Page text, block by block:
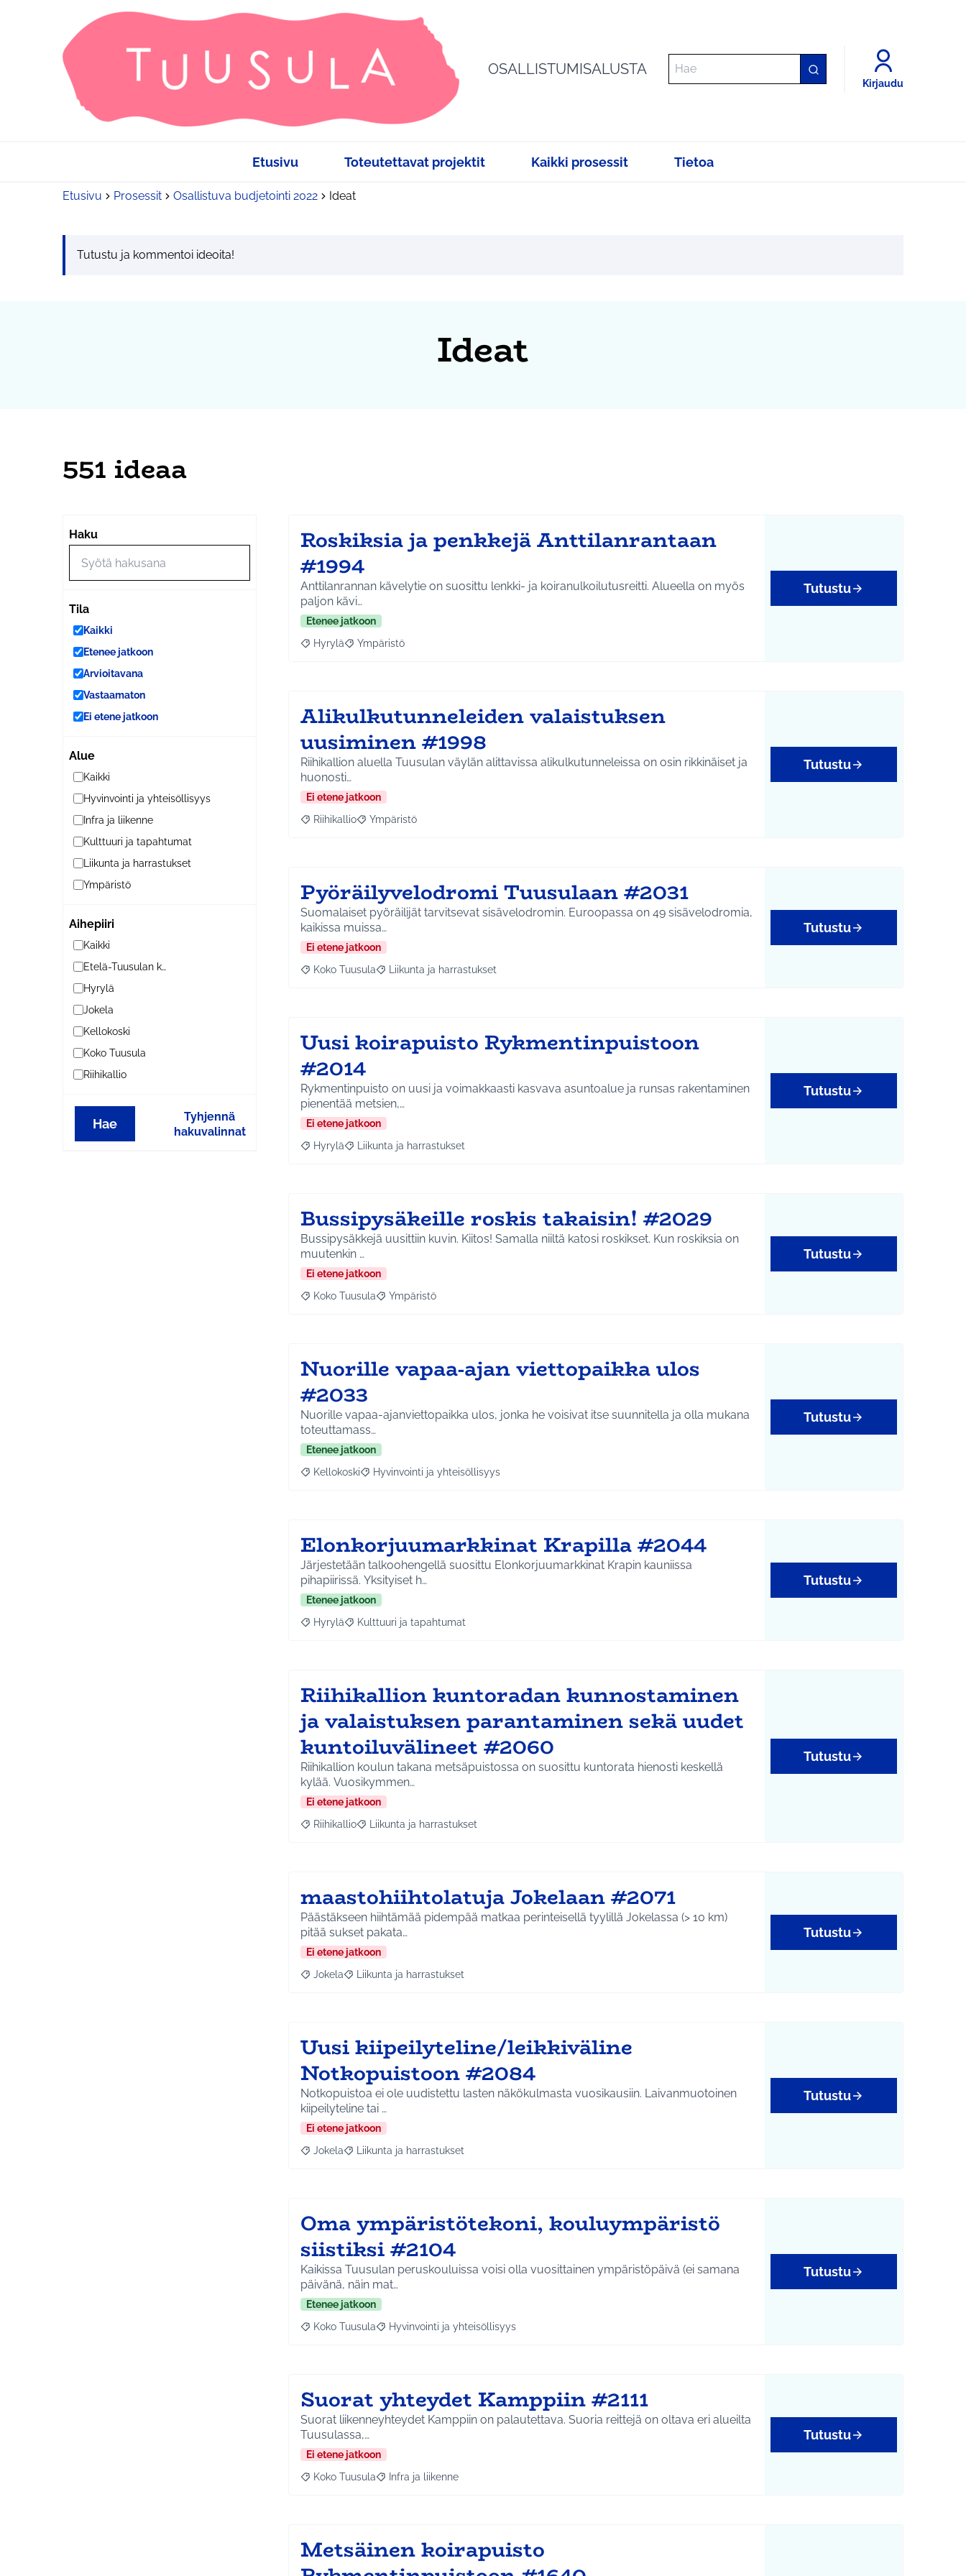
OSALLISTUMISALUSTA
Kirjaudu
Etusivu Toteutettavat projektit Kaikki prosessit Tietoa
Etusivu Prosessit Osallistuva budjetointi 2022 Ideat
Tutustu ja kommentoi ideoita!
Ideat
551 ideaa
Haku
Tila
Kaikki
Etenee jatkoon
Arvioitavana
Vastaamaton
Ei etene jatkoon
Alue
Kaikki
Hyvinvointi ja yhteisöllisyys
Infra ja liikenne
Kulttuuri ja tapahtumat
Liikunta ja harrastukset
Ympäristö
Aihepiiri
Kaikki
Etelä-Tuusulan kylät
Hyrylä
Jokela
Kellokoski
Koko Tuusula
Riihikallio
Hae
Tyhjennä
hakuvalinnat
Roskiksia ja penkkejä Anttilanrantaan
#1994
Anttilanrannan kävelytie on suosittu lenkki- ja koiranulkoilutusreitti. Alueella on myös
paljon kävi…
Etenee jatkoon
Rajaa tulokset aihepiirin mukaan: Hyrylä
Hyrylä Rajaa tulokset teeman mukaan: Ympäristö
Ympäristö
Tutustu
Alikulkutunneleiden valaistuksen
uusiminen #1998
Riihikallion aluella Tuusulan väylän alittavissa alikulkutunneleissa on osin rikkinäiset ja
huonosti…
Ei etene jatkoon
Rajaa tulokset aihepiirin mukaan: Riihikallio
Riihikallio Rajaa tulokset teeman mukaan: Ympäristö
Ympäristö
Tutustu
Pyöräilyvelodromi Tuusulaan #2031
Suomalaiset pyöräilijät tarvitsevat sisävelodromin. Euroopassa on 49 sisävelodromia,
kaikissa muissa…
Ei etene jatkoon
Rajaa tulokset aihepiirin mukaan: Koko Tuusula
Koko Tuusula Rajaa tulokset teeman mukaan: Liikunta ja harrastukset
Liikunta ja harrastukset
Tutustu
Uusi koirapuisto Rykmentinpuistoon
#2014
Rykmentinpuisto on uusi ja voimakkaasti kasvava asuntoalue ja runsas rakentaminen
pienentää metsien,…
Ei etene jatkoon
Rajaa tulokset aihepiirin mukaan: Hyrylä
Hyrylä Rajaa tulokset teeman mukaan: Liikunta ja harrastukset
Liikunta ja harrastukset
Tutustu
Bussipysäkeille roskis takaisin! #2029
Bussipysäkkejä uusittiin kuvin. Kiitos! Samalla niiltä katosi roskikset. Kun roskiksia on
muutenkin …
Ei etene jatkoon
Rajaa tulokset aihepiirin mukaan: Koko Tuusula
Koko Tuusula Rajaa tulokset teeman mukaan: Ympäristö
Ympäristö
Tutustu
Nuorille vapaa-ajan viettopaikka ulos
#2033
Nuorille vapaa-ajanviettopaikka ulos, jonka he voisivat itse suunnitella ja olla mukana
toteuttamass…
Etenee jatkoon
Rajaa tulokset aihepiirin mukaan: Kellokoski
Kellokoski Rajaa tulokset teeman mukaan: Hyvinvointi ja yhteisöllisyys
Hyvinvointi ja yhteisöllisyys
Tutustu
Elonkorjuumarkkinat Krapilla #2044
Järjestetään talkoohengellä suosittu Elonkorjuumarkkinat Krapin kauniissa
pihapiirissä. Yksityiset h…
Etenee jatkoon
Rajaa tulokset aihepiirin mukaan: Hyrylä
Hyrylä Rajaa tulokset teeman mukaan: Kulttuuri ja tapahtumat
Kulttuuri ja tapahtumat
Tutustu
Riihikallion kuntoradan kunnostaminen
ja valaistuksen parantaminen sekä uudet
kuntoiluvälineet #2060
Riihikallion koulun takana metsäpuistossa on suosittu kuntorata hienosti keskellä
kylää. Vuosikymmen…
Ei etene jatkoon
Rajaa tulokset aihepiirin mukaan: Riihikallio
Riihikallio Rajaa tulokset teeman mukaan: Liikunta ja harrastukset
Liikunta ja harrastukset
Tutustu
maastohiihtolatuja Jokelaan #2071
Päästäkseen hiihtämää pidempää matkaa perinteisellä tyylillä Jokelassa (> 10 km)
pitää sukset pakata…
Ei etene jatkoon
Rajaa tulokset aihepiirin mukaan: Jokela
Jokela Rajaa tulokset teeman mukaan: Liikunta ja harrastukset
Liikunta ja harrastukset
Tutustu
Uusi kiipeilyteline/leikkiväline
Notkopuistoon #2084
Notkopuistoa ei ole uudistettu lasten näkökulmasta vuosikausiin. Laivanmuotoinen
kiipeilyteline tai …
Ei etene jatkoon
Rajaa tulokset aihepiirin mukaan: Jokela
Jokela Rajaa tulokset teeman mukaan: Liikunta ja harrastukset
Liikunta ja harrastukset
Tutustu
Oma ympäristötekoni, kouluympäristö
siistiksi #2104
Kaikissa Tuusulan peruskouluissa voisi olla vuosittainen ympäristöpäivä (ei samana
päivänä, näin mat…
Etenee jatkoon
Rajaa tulokset aihepiirin mukaan: Koko Tuusula
Koko Tuusula Rajaa tulokset teeman mukaan: Hyvinvointi ja yhteisöllisyys
Hyvinvointi ja yhteisöllisyys
Tutustu
Suorat yhteydet Kamppiin #2111
Suorat liikenneyhteydet Kamppiin on palautettava. Suoria reittejä on oltava eri alueilta
Tuusulassa,…
Ei etene jatkoon
Rajaa tulokset aihepiirin mukaan: Koko Tuusula
Koko Tuusula Rajaa tulokset teeman mukaan: Infra ja liikenne
Infra ja liikenne
Tutustu
Metsäinen koirapuisto